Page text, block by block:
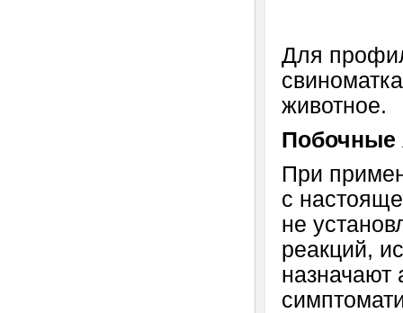
Для
животное.
Побочные
При
с
не
реакций,
назначают